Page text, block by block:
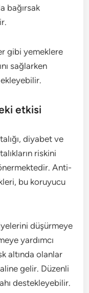
bağırsak
gibi yemeklere
sağlarken
etkisi
diyabet ve
riskini
Anti-
bu koruyucu
düşürmeye
yardımcı
altında olanlar
gelir. Düzenli
destekleyebilir.